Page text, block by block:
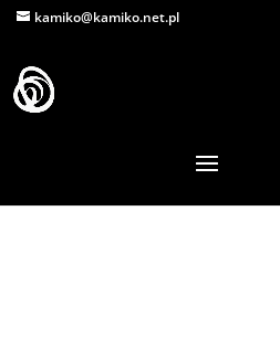
kamiko@kamiko.net.pl